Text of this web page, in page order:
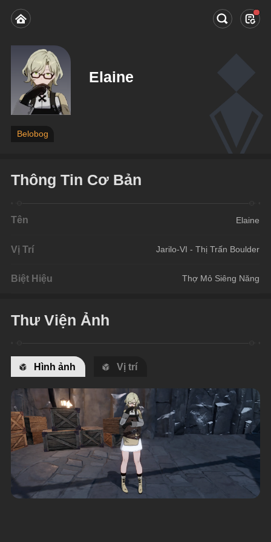
Elaine
Belobog
Thông Tin Cơ Bản
Tên Elaine
Vị Trí Jarilo-VI - Thị Trấn Boulder
Biệt Hiệu Thợ Mỏ Siêng Năng
Thư Viện Ảnh
Hình ảnh Vị trí